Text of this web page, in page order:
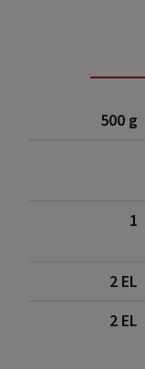
500 g
1
2 EL
2 EL